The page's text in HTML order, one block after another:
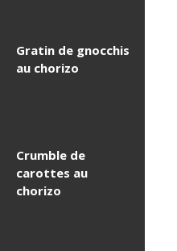
Gratin de gnocchis
au chorizo
Crumble de
carottes au
chorizo